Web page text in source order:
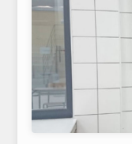
ΕΥΡΩΠΑΪΚΕΣ ΑΠΟΦΑΣΕΙΣ
ΘΕΜΑΤΑ
ΑΝΑΛΥΣΕΙΣ